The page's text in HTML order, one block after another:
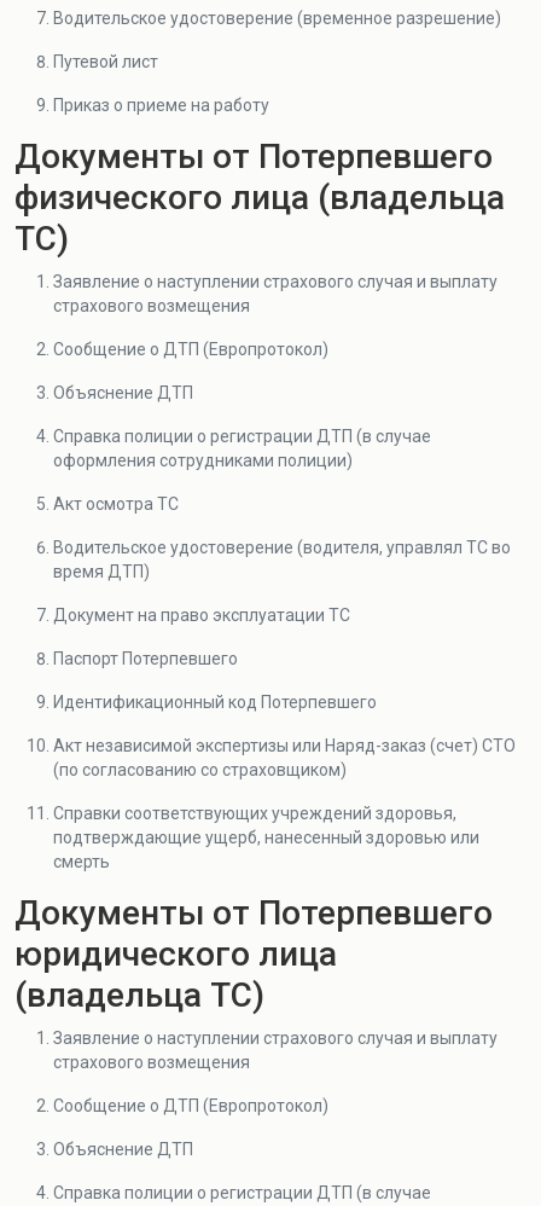
Водительское удостоверение (временное разрешение)
Путевой лист
Приказ о приеме на работу
Документы от Потерпевшего
физического лица (владельца
ТС)
Заявление о наступлении страхового случая и выплату
страхового возмещения
Сообщение о ДТП (Европротокол)
Объяснение ДТП
Справка полиции о регистрации ДТП (в случае
оформления сотрудниками полиции)
Акт осмотра ТС
Водительское удостоверение (водителя, управлял ТС во
время ДТП)
Документ на право эксплуатации ТС
Паспорт Потерпевшего
Идентификационный код Потерпевшего
Акт независимой экспертизы или Наряд-заказ (счет) СТО
(по согласованию со страховщиком)
Справки соответствующих учреждений здоровья,
подтверждающие ущерб, нанесенный здоровью или
смерть
Документы от Потерпевшего
юридического лица
(владельца ТС)
Заявление о наступлении страхового случая и выплату
страхового возмещения
Сообщение о ДТП (Европротокол)
Объяснение ДТП
Справка полиции о регистрации ДТП (в случае